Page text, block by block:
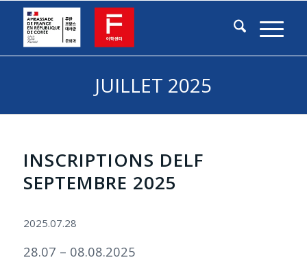
JUILLET 2025
INSCRIPTIONS DELF
SEPTEMBRE 2025
2025.07.28
28.07 – 08.08.2025